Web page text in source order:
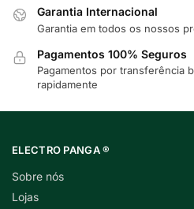
Garantia Internacional
Garantia em todos os nossos
Pagamentos 100% Seguros
Pagamentos por transferência
rapidamente
ELECTRO PANGA ®
Sobre nós
Lojas